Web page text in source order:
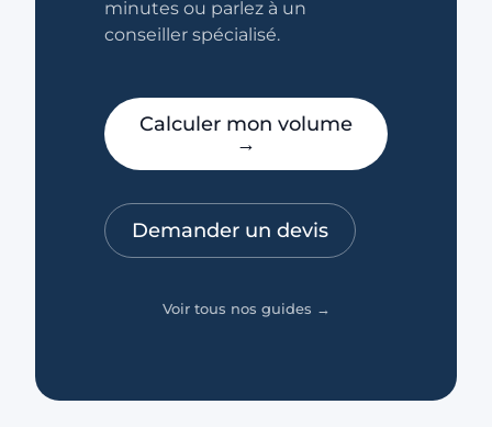
minutes ou parlez à un
conseiller spécialisé.
Calculer mon volume
→
Demander un devis
Voir tous nos guides →